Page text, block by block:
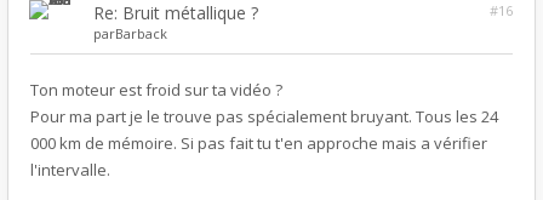
Re: Bruit métallique ?
#16
parBarback
Ton moteur est froid sur ta vidéo ?
Pour ma part je le trouve pas spécialement bruyant. Tous les 24
000 km de mémoire. Si pas fait tu t'en approche mais a vérifier
l'intervalle.